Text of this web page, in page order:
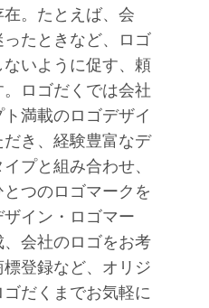
。たとえば、会
たときなど、ロゴ
いように促す、頼
ロゴだくでは会社
満載のロゴデザイ
き、経験豊富なデ
プと組み合わせ、
つのロゴマークを
イン・ロゴマー
会社のロゴをお考
登録など、オリジ
だくまでお気軽に